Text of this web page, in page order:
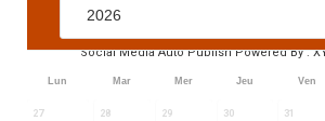
Lun Mar Mer Jeu Ven
27 28 29 30 31
Social Media Auto PublishPowered By :